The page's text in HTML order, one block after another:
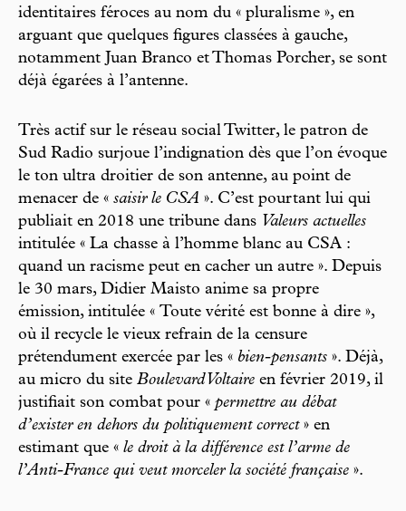
identitaires féroces au nom du « pluralisme », en
arguant que quelques figures classées à gauche,
notamment Juan Branco et Thomas Porcher, se sont
déjà égarées à l’antenne.
Très actif sur le réseau social Twitter, le patron de
Sud Radio surjoue l’indignation dès que l’on évoque
le ton ultra droitier de son antenne, au point de
menacer de « saisir le CSA ». C’est pourtant lui qui
publiait en 2018 une tribune dans Valeurs actuelles
intitulée « La chasse à l’homme blanc au CSA :
quand un racisme peut en cacher un autre ». Depuis
le 30 mars, Didier Maisto anime sa propre
émission, intitulée « Toute vérité est bonne à dire »,
où il recycle le vieux refrain de la censure
prétendument exercée par les « bien-pensants ». Déjà,
au micro du site Boulevard Voltaire en février 2019, il
justifiait son combat pour « permettre au débat
d’exister en dehors du politiquement correct» en
estimant que « le droit à la différence est l’arme de
l’Anti-France qui veut morceler la société française ».